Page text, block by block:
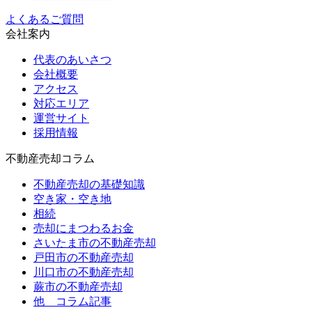
よくあるご質問
会社案内
代表のあいさつ
会社概要
アクセス
対応エリア
運営サイト
採用情報
不動産売却コラム
不動産売却の基礎知識
空き家・空き地
相続
売却にまつわるお金
さいたま市の不動産売却
戸田市の不動産売却
川口市の不動産売却
蕨市の不動産売却
他 コラム記事